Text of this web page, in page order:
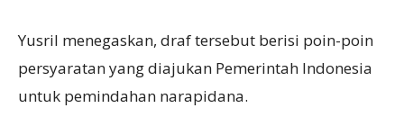
Yusril menegaskan, draf tersebut berisi poin-poin
persyaratan yang diajukan Pemerintah Indonesia
untuk pemindahan narapidana.